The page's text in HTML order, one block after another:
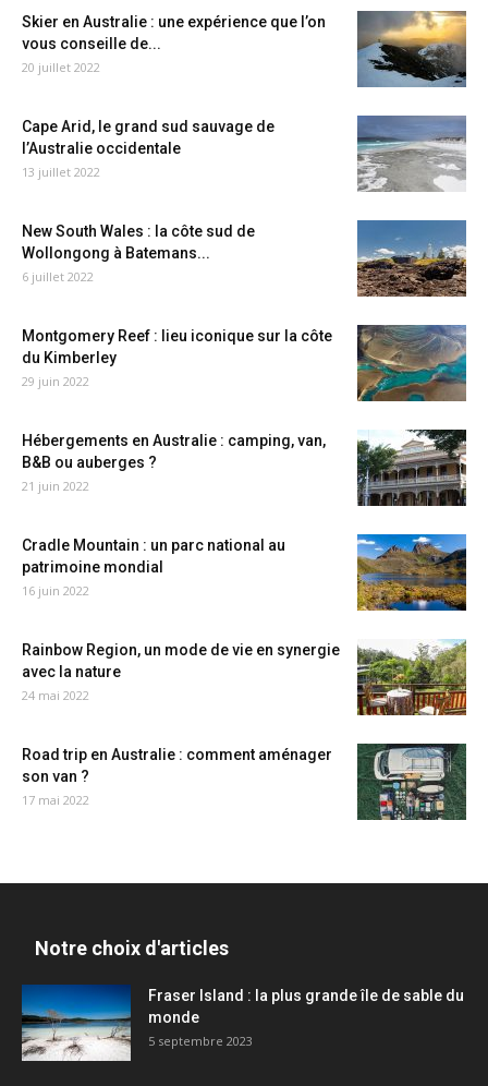
Skier en Australie : une expérience que l’on
vous conseille de...
20 juillet 2022
Cape Arid, le grand sud sauvage de
l’Australie occidentale
13 juillet 2022
New South Wales : la côte sud de
Wollongong à Batemans...
6 juillet 2022
Montgomery Reef : lieu iconique sur la côte
du Kimberley
29 juin 2022
Hébergements en Australie : camping, van,
B&B ou auberges ?
21 juin 2022
Cradle Mountain : un parc national au
patrimoine mondial
16 juin 2022
Rainbow Region, un mode de vie en synergie
avec la nature
24 mai 2022
Road trip en Australie : comment aménager
son van ?
17 mai 2022
Notre choix d'articles
Fraser Island : la plus grande île de sable du
monde
5 septembre 2023